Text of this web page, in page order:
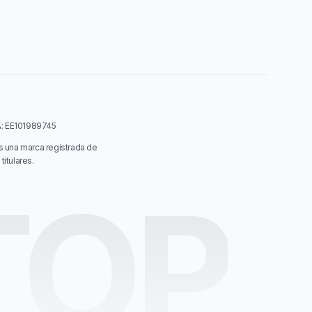
EE101989745
marca registrada de